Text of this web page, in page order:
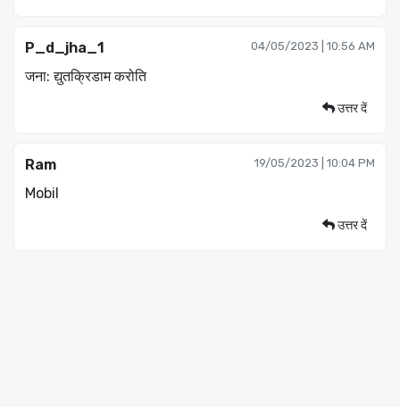
P_d_jha_1 04/05/2023 | 10:56 AM
जना: द्युतक्रिडाम करोति
उत्तर दें
Ram 19/05/2023 | 10:04 PM
Mobil
उत्तर दें